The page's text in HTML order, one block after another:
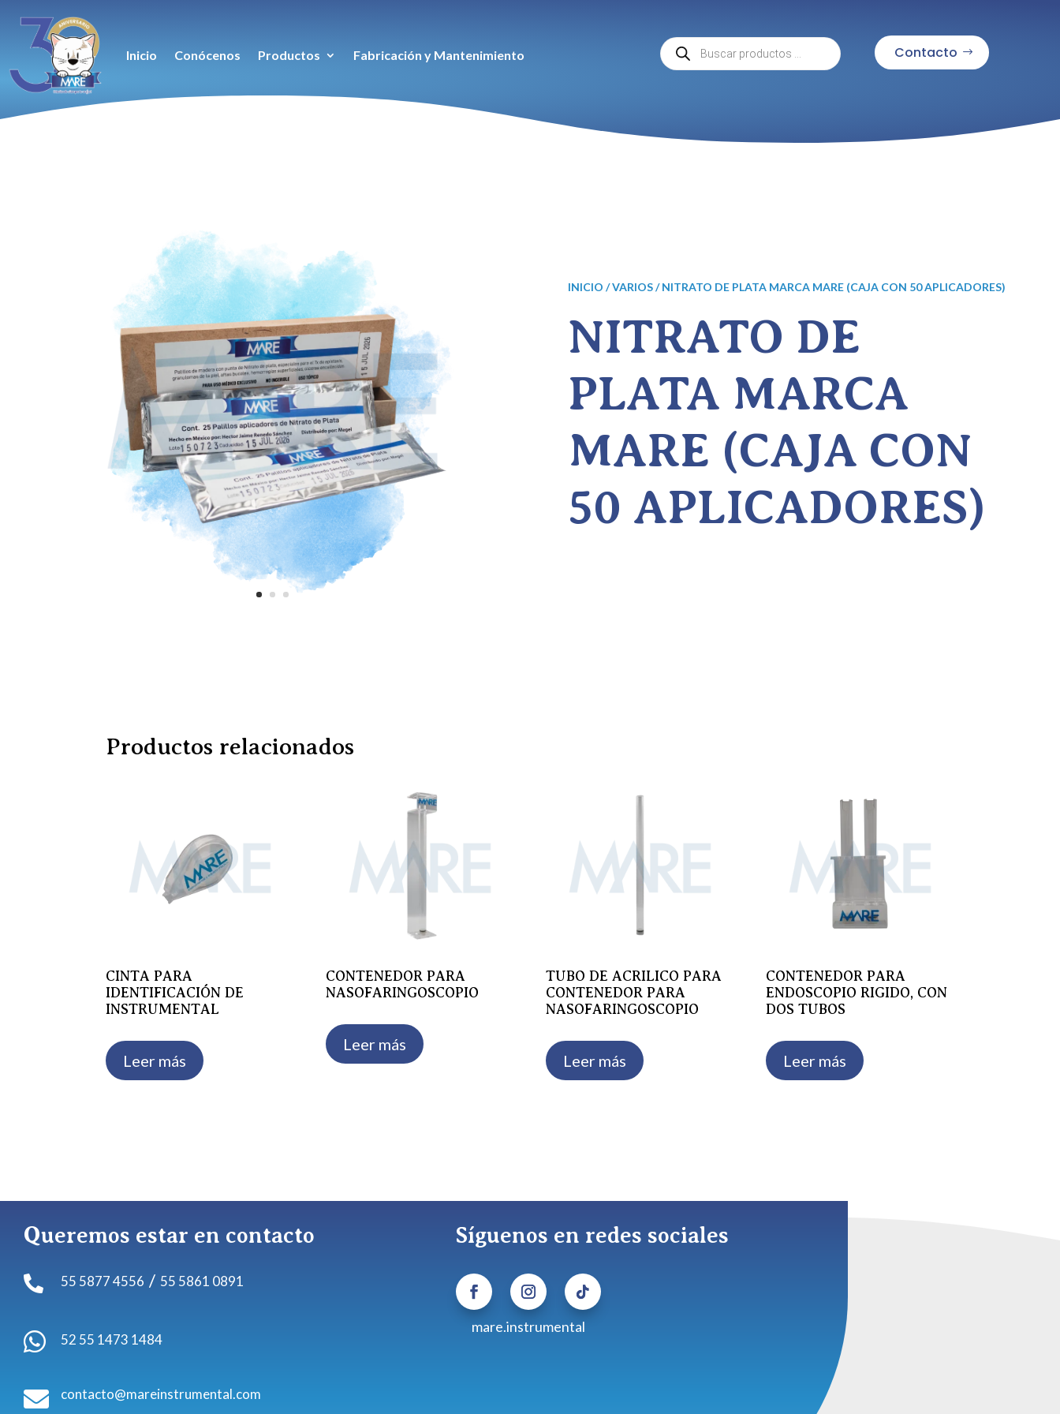
Inicio Conócenos Productos Fabricación y Mantenimiento
Búsqueda
de
productos
Contacto
INICIO /VARIOS/ NITRATO DE PLATA MARCA MARE (CAJA CON 50 APLICADORES)
NITRATO DE
PLATA MARCA
MARE (CAJA CON
50 APLICADORES)
Productos relacionados
CINTA PARA
IDENTIFICACIÓN DE
INSTRUMENTAL
Leer más
CONTENEDOR PARA
NASOFARINGOSCOPIO
Leer más
TUBO DE ACRILICO PARA
CONTENEDOR PARA
NASOFARINGOSCOPIO
Leer más
CONTENEDOR PARA
ENDOSCOPIO RIGIDO, CON
DOS TUBOS
Leer más
Queremos estar en contacto
 55 5877 4556 / 55 5861 0891
 52 55 1473 1484
 contacto@mareinstrumental.com
Síguenos en redes sociales
mare.instrumental